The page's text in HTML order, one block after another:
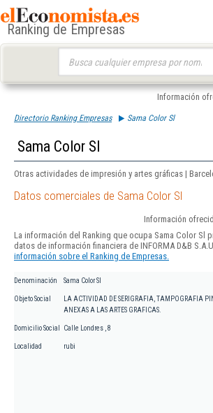
Ranking de Empresas
Información
Directorio Ranking Empresas Sama Color Sl
Sama Color Sl
Otras actividades de impresión y artes gráficas |
Datos comerciales de Sama Color Sl
Información
La información del Ranking que ocupa Sama Color Sl
datos de información financiera de INFORMA D&B
información sobre el Ranking de Empresas.
Denominación Sama Color Sl
Objeto Social
LA ACTIVIDAD DE SERIGRAFIA, TAMPOGRAFIA
ANEXAS A LAS ARTES GRAFICAS.
Domicilio Social Calle Londres , 8
Localidad rubi